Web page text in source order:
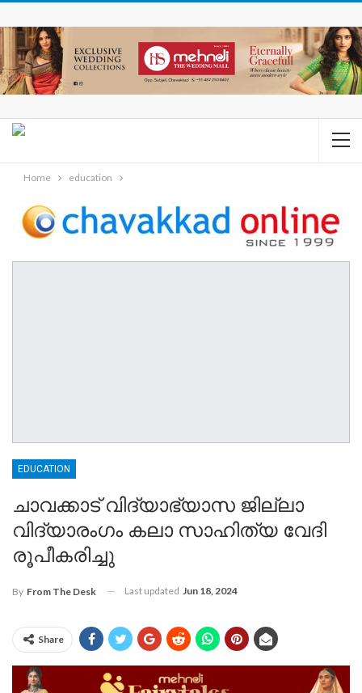
Home education
EDUCATION
ചാവക്കാട് വിദ്യാഭ്യാസ ജില്ലാ
വിദ്യാരംഗം കലാ സാഹിത്യ വേദി
രൂപീകരിച്ചു
By From The Desk Last updated Jun 18, 2024
Share